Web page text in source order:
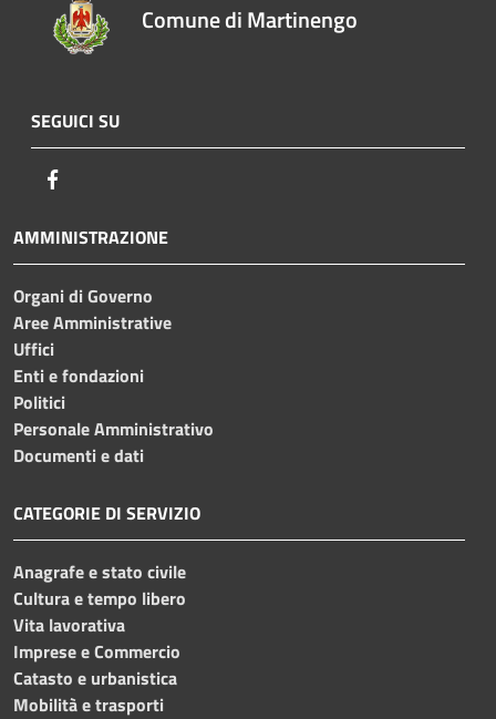
Comune di Martinengo
SEGUICI SU
AMMINISTRAZIONE
Organi di Governo
Aree Amministrative
Uffici
Enti e fondazioni
Politici
Personale Amministrativo
Documenti e dati
CATEGORIE DI SERVIZIO
Anagrafe e stato civile
Cultura e tempo libero
Vita lavorativa
Imprese e Commercio
Catasto e urbanistica
Mobilità e trasporti